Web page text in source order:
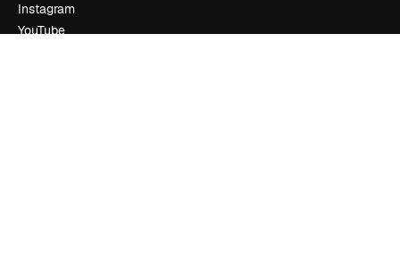
Instagram
YouTube